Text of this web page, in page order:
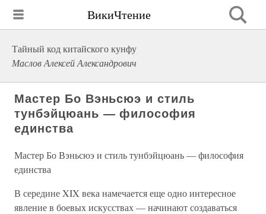
ВикиЧтение
Тайный код китайского кунфу
Маслов Алексей Александрович
Мастер Бо Вэньсюэ и стиль
тунбэйцюань — философия
единства
Мастер Бо Вэньсюэ и стиль тунбэйцюань — философия
единства
В середине XIX века намечается еще одно интересное
явление в боевых искусствах — начинают создаваться